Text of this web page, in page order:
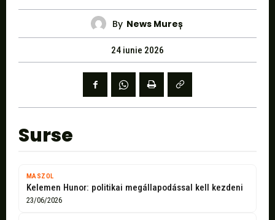
By News Mureș
24 iunie 2026
Surse
MASZOL
Kelemen Hunor: politikai megállapodással kell kezdeni
23/06/2026